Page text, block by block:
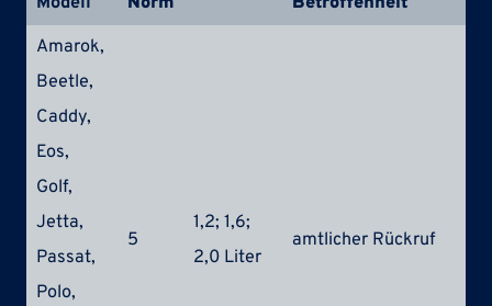
Amarok,
Beetle,
Caddy,
Eos,
Golf,
Jetta,
Passat,
Polo,
5
1,2; 1,6;
2,0 Liter
amtlicher Rückruf